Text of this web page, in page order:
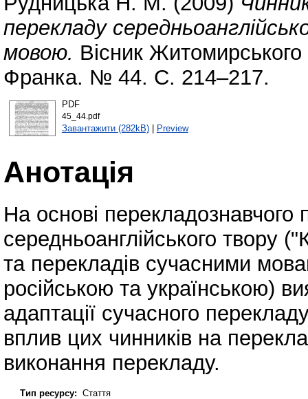
перекладу
мовою. Вісник Житомирського
Франка. № 44. С. 214–217.
PDF
45_44.pdf
Завантажити (282kB)| Preview
Анотація
На основі перекладознавчого
середньоанглійського твору
та перекладів сучасними
російською та українською)
адаптації сучасного
вплив цих чинників на
виконання перекладу.
Тип ресурсу: Стаття